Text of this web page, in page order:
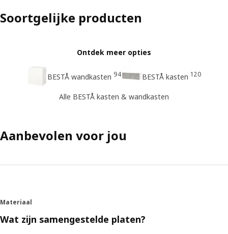
Soortgelijke producten
Ontdek meer opties
BESTÅ wandkasten 94 BESTÅ kasten 120
Alle BESTÅ kasten & wandkasten
Aanbevolen voor jou
Materiaal
Wat zijn samengestelde platen?